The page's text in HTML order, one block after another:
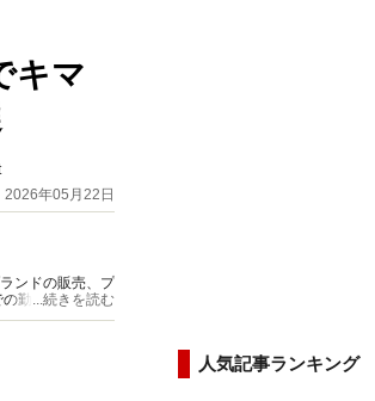
キマ
2026年05月22日
ンドの販売、プ
勤務経験から
...続きを読む
人気記事ランキング